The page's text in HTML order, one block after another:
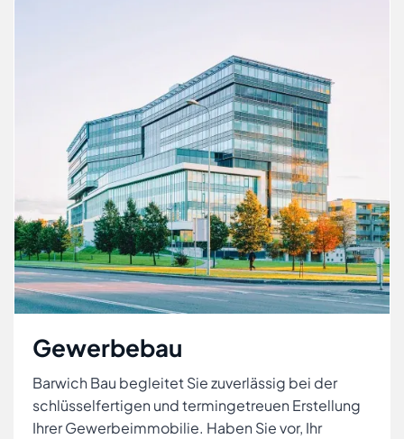
Gewerbebau
Barwich Bau begleitet Sie zuverlässig bei der
schlüsselfertigen und termingetreuen Erstellung
Ihrer Gewerbeimmobilie. Haben Sie vor, Ihr